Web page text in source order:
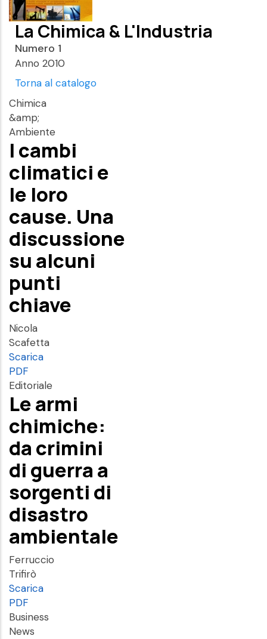
La Chimica & L'Industria
Numero 1
Anno 2010
Torna al catalogo
Chimica
&amp;
Ambiente
I cambi
climatici e
le loro
cause. Una
discussione
su alcuni
punti
chiave
Nicola
Scafetta
Scarica
PDF
Editoriale
Le armi
chimiche:
da crimini
di guerra a
sorgenti di
disastro
ambientale
Ferruccio
Trifirò
Scarica
PDF
Business
News